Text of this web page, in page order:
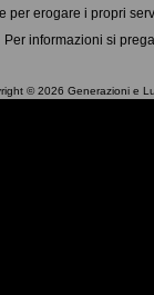
per erogare i propri
Per informazioni si
© 2026 Generazioni e